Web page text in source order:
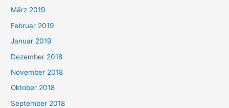
März 2019
Februar 2019
Januar 2019
Dezember 2018
November 2018
Oktober 2018
September 2018